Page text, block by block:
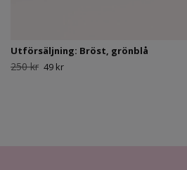
Utförsäljning: Bröst, grönblå
250 kr 49 kr